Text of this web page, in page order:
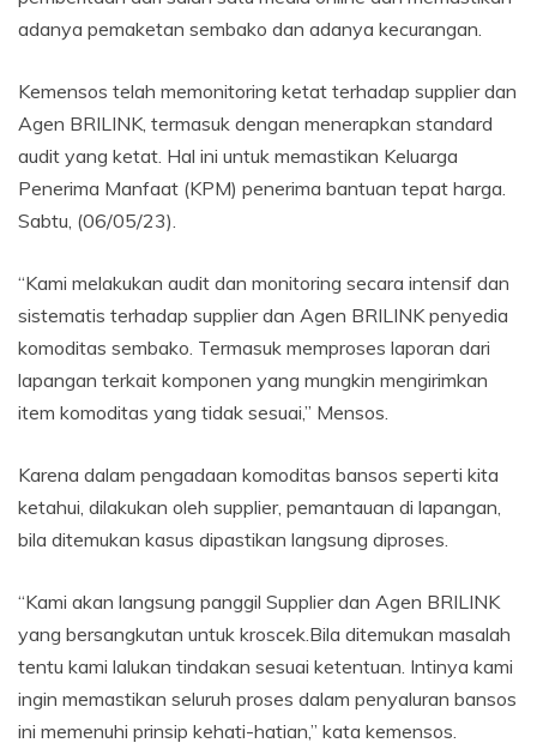
adanya pemaketan sembako dan adanya kecurangan.
Kemensos telah memonitoring ketat terhadap supplier dan
Agen BRILINK, termasuk dengan menerapkan standard
audit yang ketat. Hal ini untuk memastikan Keluarga
Penerima Manfaat (KPM) penerima bantuan tepat harga.
Sabtu, (06/05/23).
“Kami melakukan audit dan monitoring secara intensif dan
sistematis terhadap supplier dan Agen BRILINK penyedia
komoditas sembako. Termasuk memproses laporan dari
lapangan terkait komponen yang mungkin mengirimkan
item komoditas yang tidak sesuai,” Mensos.
Karena dalam pengadaan komoditas bansos seperti kita
ketahui, dilakukan oleh supplier, pemantauan di lapangan,
bila ditemukan kasus dipastikan langsung diproses.
“Kami akan langsung panggil Supplier dan Agen BRILINK
yang bersangkutan untuk kroscek.Bila ditemukan masalah
tentu kami lalukan tindakan sesuai ketentuan. Intinya kami
ingin memastikan seluruh proses dalam penyaluran bansos
ini memenuhi prinsip kehati-hatian,” kata kemensos.